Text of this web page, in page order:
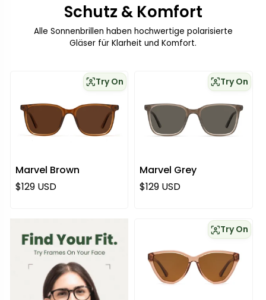
Schutz & Komfort
Alle Sonnenbrillen haben hochwertige polarisierte
Gläser für Klarheit und Komfort.
Marvel Brown
Try On
Regulärer Preis
$129 USD
Marvel Grey
Try On
Regulärer Preis
$129 USD
Try On